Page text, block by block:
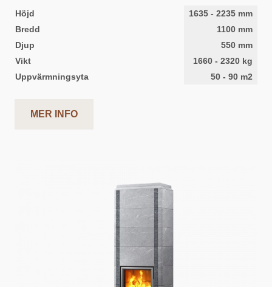
Höjd 1635 - 2235 mm
Bredd
1100 mm
Djup
550 mm
Vikt
1660 - 2320 kg
Uppvärmningsyta
50 - 90 m2
MER INFO